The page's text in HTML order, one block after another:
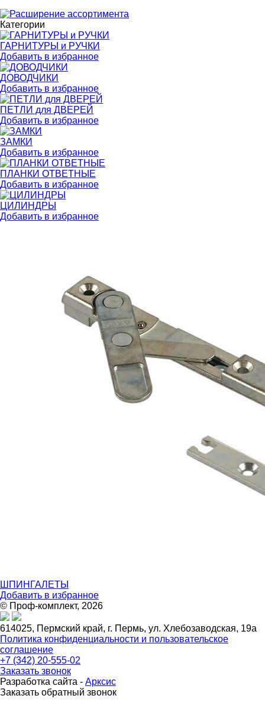
Категории
ГАРНИТУРЫ и РУЧКИ
Добавить в избранное
ДОВОДЧИКИ
Добавить в избранное
ПЕТЛИ для ДВЕРЕЙ
Добавить в избранное
ЗАМКИ
Добавить в избранное
ПЛАНКИ ОТВЕТНЫЕ
Добавить в избранное
ЦИЛИНДРЫ
Добавить в избранное
ШПИНГАЛЕТЫ
Добавить в избранное
© Проф-комплект, 2026
614025, Пермский край, г. Пермь, ул. Хлебозаводская, 19а
Политика конфиденциальности и пользовательское
соглашение
+7 (342) 20-555-02
Заказать звонок
Разработка сайта - Арксис
Заказать обратный звонок